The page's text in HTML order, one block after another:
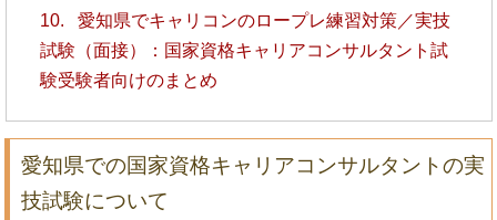
10.
愛知県でキャリコンのロープレ練習対策／実技
試験（面接）：国家資格キャリアコンサルタント試
験受験者向けのまとめ
愛知県での国家資格キャリアコンサルタントの実
技試験について